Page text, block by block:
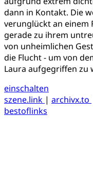
dann in Kontakt. Die
verunglückt an einem
gerade zu ihrem
von unheimlichen
die Flucht - um von
Laura aufgegriffen zu
einschalten
szene.link | archivx.to
bestoflinks